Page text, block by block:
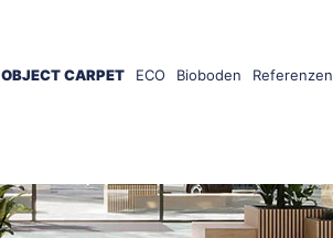
OBJECT CARPET ECO Bioboden Referenzen